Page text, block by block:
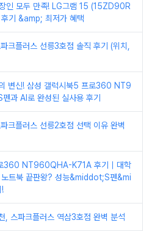
인 모두 만족! LG그램 15 (15ZD90R
기 &amp; 최저가 혜택
크플러스 선릉3호점 솔직 후기 (위치,
변신! 삼성 갤럭시북5 프로360 NT9
과 AI로 완성된 실사용 후기
크플러스 선릉2호점 선택 이유 완벽
360 NT960QHA-K71A 후기｜대학
트북 끝판왕? 성능&middot;S펜&mi
!
, 스파크플러스 역삼3호점 완벽 분석